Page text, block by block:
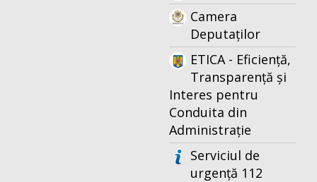
Camera
Deputaților
ETICA - Eficiență,
Transparență și
Interes pentru
Conduita din
Administrație
Serviciul de
urgență 112